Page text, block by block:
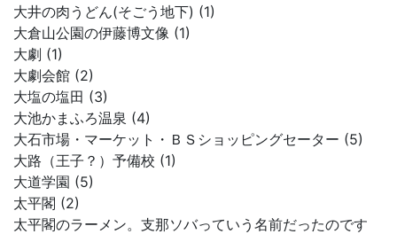
大井の肉うどん(そごう地下) (1)
大倉山公園の伊藤博文像 (1)
大劇 (1)
大劇会館 (2)
大塩の塩田 (3)
大池かまふろ温泉 (4)
大石市場・マーケット・ＢＳショッピングセーター (5)
大路（王子？）予備校 (1)
大道学園 (5)
太平閣 (2)
太平閣のラーメン。支那ソバっていう名前だったのです